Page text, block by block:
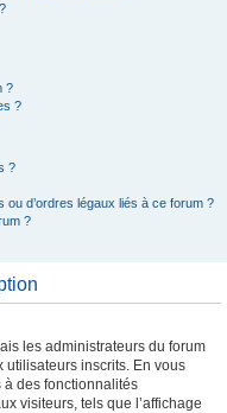
?
?
?
ou d’ordres légaux liés à ce forum ?
?
les administrateurs du forum
inscrits. En vous
des fonctionnalités
visiteurs, tels que l’affichage